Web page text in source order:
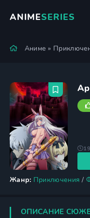
ANIMESERIES
Аниме »
Жанр: Приключения /
ОПИСАНИЕ